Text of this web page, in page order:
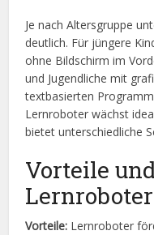
Je nach Altersgruppe
deutlich. Für jüngere
ohne Bildschirm im
und Jugendliche mit
textbasierten
Lernroboter wächst
bietet unterschiedliche
Vorteile
Vorteile: Lernroboter